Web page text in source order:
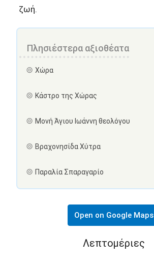
ζωή.
Πλησιέστερα αξιοθέατα
Χώρα
Κάστρο της Χώρας
Μονή Άγιου Ιωάννη θεολόγου
Βραχονησίδα Χύτρα
Παραλία Σπαραγαρίο
Open on Google Maps
Λεπτομέριες